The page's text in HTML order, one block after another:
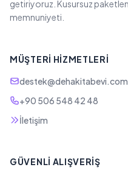
getiriyoruz. Kusursuz
memnuniyeti.
MÜŞTERI HIZMETLERI
destek@dehakitabevi.com
+90 506 548 42 48
İletişim
GÜVENLI ALIŞVERIŞ